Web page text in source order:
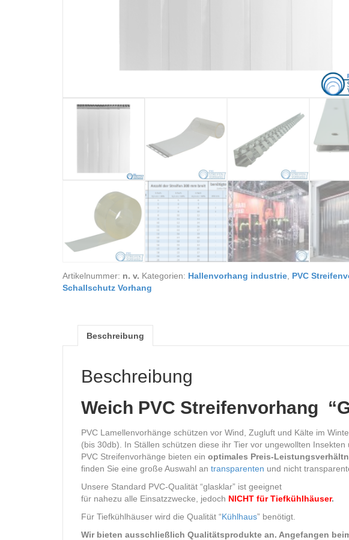
Artikelnummer: n. v. Kategorien: Hallenvorhang industrie PVC
Schallschutz Vorhang
Beschreibung
Beschreibung
Weich PVC Streifenvorhang
PVC Lamellenvorhänge schützen vor Wind, Zugluft und Kälte im
(bis 30db). In Ställen schützen diese ihr Tier vor ungewollten
PVC Streifenvorhänge bieten ein optimales Preis-
finden Sie eine große Auswahl an transparenten und nicht
Unsere Standard PVC-Qualität “glasklar” ist geeignet
für nahezu alle Einsatzzwecke, jedoch NICHT für Tiefkühlhäuser.
Für Tiefkühlhäuser wird die Qualität “Kühlhaus” benötigt.
Wir bieten ausschließlich Qualitätsprodukte an. Angefangen